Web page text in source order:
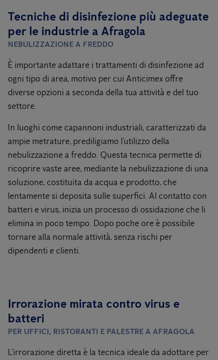
Tecniche di disinfezione più adeguate
per le industrie a Afragola
NEBULIZZAZIONE A FREDDO
È importante adattare i trattamenti di disinfezione ad
ogni tipo di area, motivo per cui Anticimex offre
diverse opzioni a seconda della tua attività e del tuo
settore.
In luoghi come capannoni industriali, caratterizzati da
ampie metrature, prediligiamo l’utilizzo della
nebulizzazione a freddo. Questa tecnica permette di
ricoprire vaste aree, mediante la nebulizzazione di una
soluzione, costituita da acqua e prodotto, che
lentamente si deposita sulle superfici. Al contatto con
batteri e virus, inizia un processo di ossidazione che li
elimina in poco tempo. Dopo poche ore è possibile
tornare alla normale attività, senza rischi per
dipendenti e clienti.
Irrorazione mirata contro virus e
batteri
PER UFFICI, RISTORANTI E PALESTRE A AFRAGOLA
L’irrorazione diretta è la tecnica ideale da adottare per